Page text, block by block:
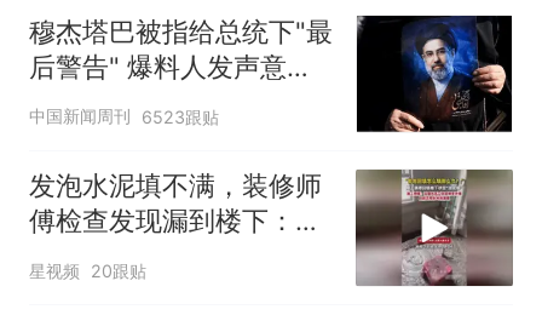
43.98万起
热 那个在床头放菜刀的女孩，
因老师一句“跟我回家”改写了
人生
穆杰塔巴被指给总统下"最
后警告" 爆料人发声意味
深长
中国新闻周刊 6523跟贴
发泡水泥填不满，装修师
傅检查发现漏到楼下：出
风口未延伸到外墙
星视频 20跟贴